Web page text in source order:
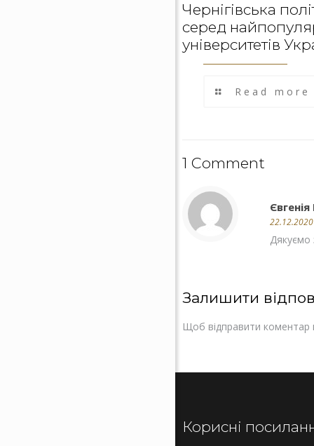
Чернігівська
серед
університетів
Read more
1 Comment
Дякуємо
Залишити
Щоб відправити коментар
Корисні